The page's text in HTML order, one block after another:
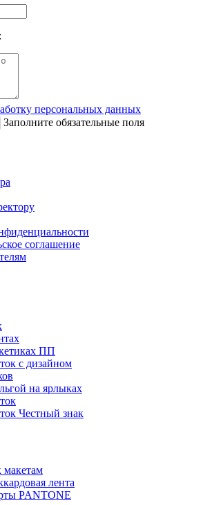
персональных данных
Заполните обязательные поля
соглашение
ПП
с дизайном
на ярлыках
Честный знак
макетам
лента
PANTONE